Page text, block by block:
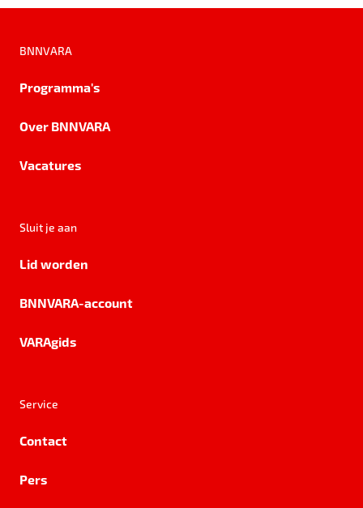
BNNVARA
Programma's
Over BNNVARA
Vacatures
Sluit je aan
Lid worden
BNNVARA-account
VARAgids
Service
Contact
Pers